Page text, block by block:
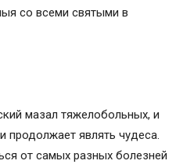
со всеми святыми в
мазал тяжелобольных, и
продолжает являть чудеса.
от самых разных болезней